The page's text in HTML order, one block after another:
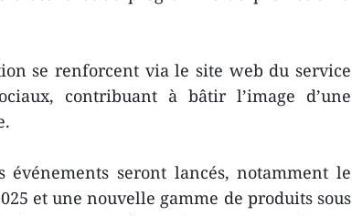
se renforcent via le site web du service
contribuant à bâtir l’image d’une
seront lancés, notamment le
et une nouvelle gamme de produits sous